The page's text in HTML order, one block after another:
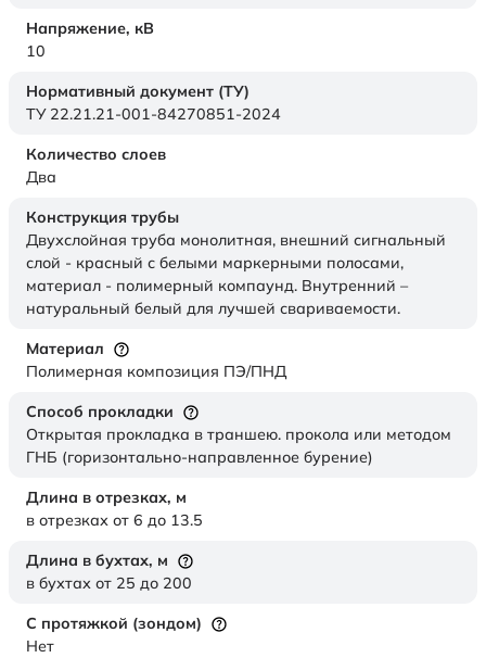
Напряжение, кВ
10
Нормативный документ (ТУ)
ТУ 22.21.21-001-84270851-2024
Количество слоев
Два
Конструкция трубы
Двухслойная труба монолитная, внешний сигнальный
слой - красный с белыми маркерными полосами,
материал - полимерный компаунд. Внутренний –
натуральный белый для лучшей свариваемости.
Материал
Полимерная композиция ПЭ/ПНД
Способ прокладки
Открытая прокладка в траншею. прокола или методом
ГНБ (горизонтально-направленное бурение)
Длина в отрезках, м
в отрезках от 6 до 13.5
Длина в бухтах, м
в бухтах от 25 до 200
С протяжкой (зондом)
Нет